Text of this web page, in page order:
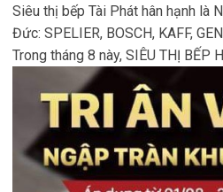
Siêu thị bếp Tài Phát hân hạnh là
Đức: SPELIER, BOSCH, KAFF,
Trong tháng 8 này, SIÊU THỊ BẾP